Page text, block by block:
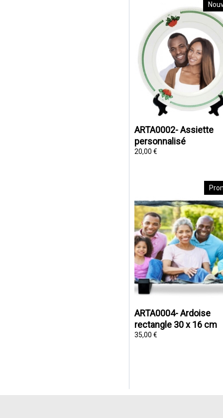
ARTA0002- Assiette
personnalisé
20,00 €
ARTA0004- Ardoise
rectangle 30 x 16 cm
35,00 €